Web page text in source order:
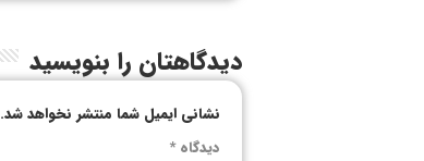
دیدگاهتان را بنویسید
نشانی ایمیل شما منتشر نخواهد شد.
دیدگاه*